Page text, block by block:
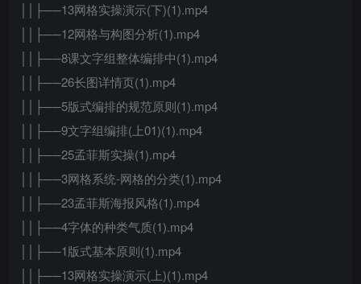
││├──13网格实操演示(下)(1).mp4
││├──12网格与构图分析(1).mp4
││├──8课文字组整体编排中(1).mp4
││├──26长图详情页(1).mp4
││├──5版式编排的规范原则(1).mp4
││├──9文字组编排(上01)(1).mp4
││├──25孟菲斯实操(1).mp4
││├──3网格系统-网格的分类(1).mp4
││├──23孟菲斯海报风格(1).mp4
││├──4字体的种类气质(1).mp4
││├──1版式基本原则(1).mp4
││├──13网格实操演示(上)(1).mp4